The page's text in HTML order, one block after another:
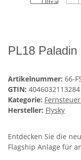
PL18
Artikelnummer: 66-
GTIN: 4046032113284
Kategorie:
Hersteller: Flysky
Entdecken Sie die
Flagship Anlage für